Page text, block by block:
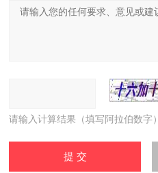
请输入计算结果（填写阿拉伯数字